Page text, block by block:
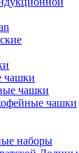
чашки
чашки
чашки
наборы